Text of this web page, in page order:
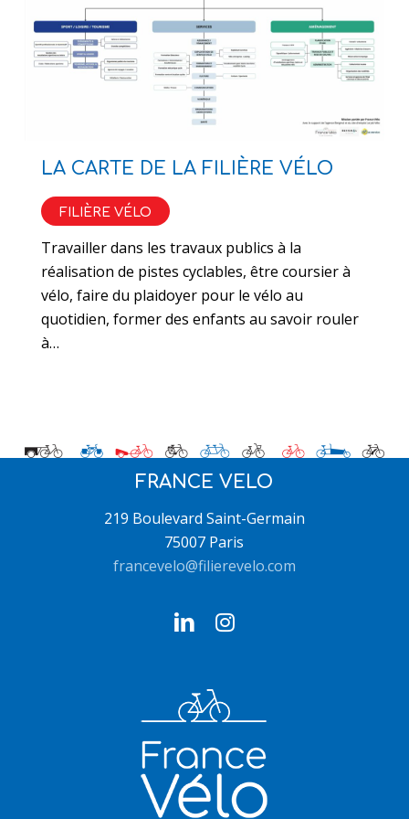
LA CARTE DE LA FILIÈRE VÉLO
FILIÈRE VÉLO
Travailler dans les travaux publics à la
réalisation de pistes cyclables, être coursier à
vélo, faire du plaidoyer pour le vélo au
quotidien, former des enfants au savoir rouler
à…
FRANCE VELO
219 Boulevard Saint-Germain
75007 Paris
francevelo@filierevelo.com